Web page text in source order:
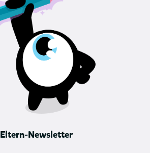
Eltern-Newsletter